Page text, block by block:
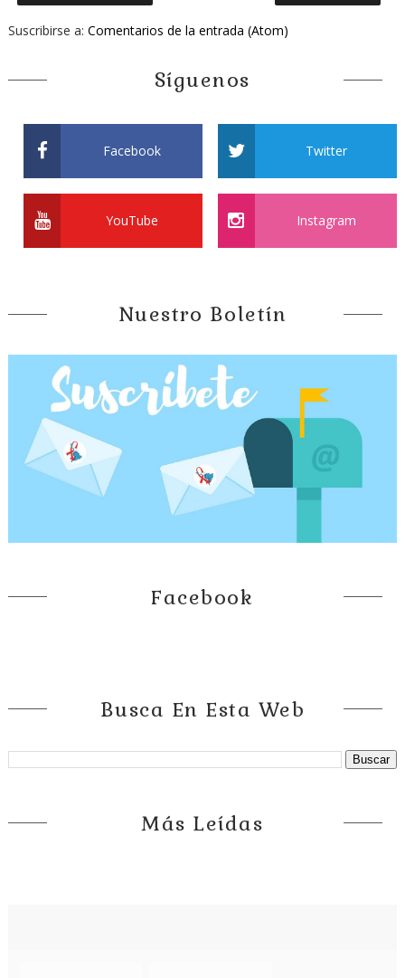
Suscribirse a: Comentarios de la entrada (Atom)
Síguenos
Facebook Twitter
YouTube Instagram
Nuestro Boletín
Facebook
Busca En Esta Web
Más Leídas